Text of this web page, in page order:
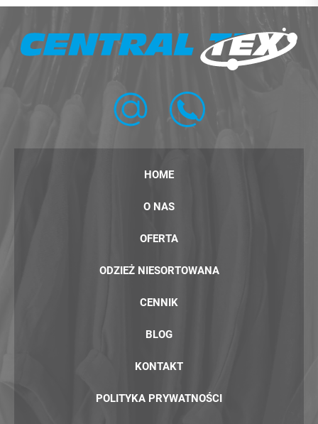
HOME
O NAS
OFERTA
ODZIEŻ NIESORTOWANA
CENNIK
BLOG
KONTAKT
POLITYKA PRYWATNOŚCI